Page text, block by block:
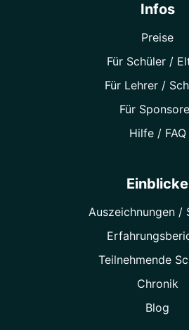
Infos
Preise
Für Schüler /
Für Lehrer /
Für
Hilfe / FAQ
Einblicke
Auszeichnungen /
Teilnehmende
Chronik
Blog